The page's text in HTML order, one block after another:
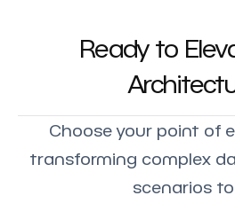
Ready to
Choose your point of
transforming complex
scenarios